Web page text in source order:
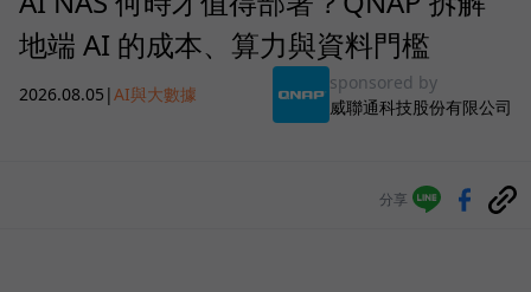
地端 AI 的成本、算力與資料門檻
2026.08.05 |AI與大數據
sponsored by
威聯通科技股份有限公司
分享